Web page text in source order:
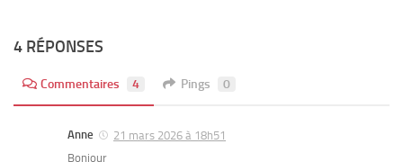
4 RÉPONSES
Commentaires 4 Pings 0
Anne
21 mars 2026 à 18h51
Bonjour